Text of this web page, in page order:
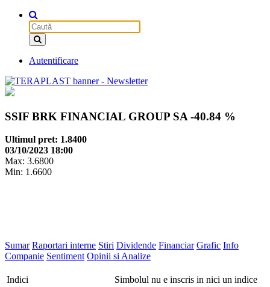
Autentificare
SSIF BRK FINANCIAL GROUP SA -40.84 %
Ultimul pret: 1.8400
03/10/2023 18:00
Max: 3.6800
Min: 1.6600
Sumar Raportari interne Stiri Dividende Financiar Grafic Info
Companie Sentiment Opinii si Analize
Indici
Simbolul nu e inscris in nici un indice